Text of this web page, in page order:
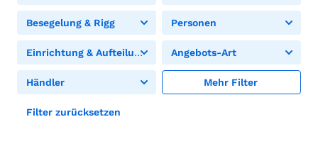
Besegelung & Rigg Personen
Einrichtung & Aufteilung Angebots-Art
Händler Mehr Filter
Filter zurücksetzen